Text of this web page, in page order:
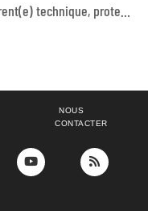
NOUS
CONTACTER